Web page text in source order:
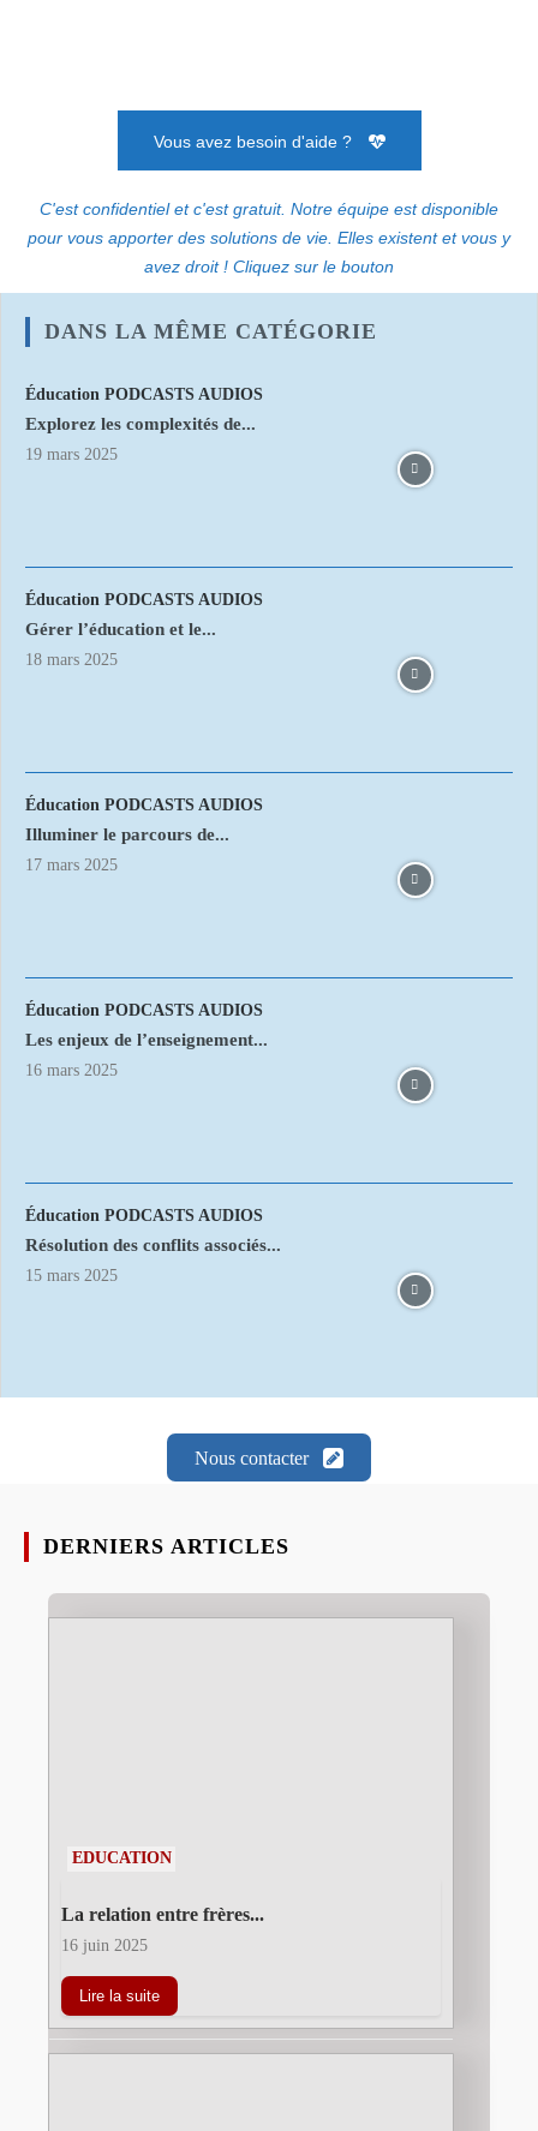
Vous avez besoin d'aide ?
C'est confidentiel et c'est gratuit. Notre équipe est disponible
pour vous apporter des solutions de vie. Elles existent et vous y
avez droit ! Cliquez sur le bouton
DANS LA MÊME CATÉGORIE
Éducation PODCASTS AUDIOS
Explorez les complexités de...
19 mars 2025
Éducation PODCASTS AUDIOS
Gérer l’éducation et le...
18 mars 2025
Éducation PODCASTS AUDIOS
Illuminer le parcours de...
17 mars 2025
Éducation PODCASTS AUDIOS
Les enjeux de l’enseignement...
16 mars 2025
Éducation PODCASTS AUDIOS
Résolution des conflits associés...
15 mars 2025
Nous contacter
DERNIERS ARTICLES
EDUCATION
La relation entre frères...
16 juin 2025
Lire la suite